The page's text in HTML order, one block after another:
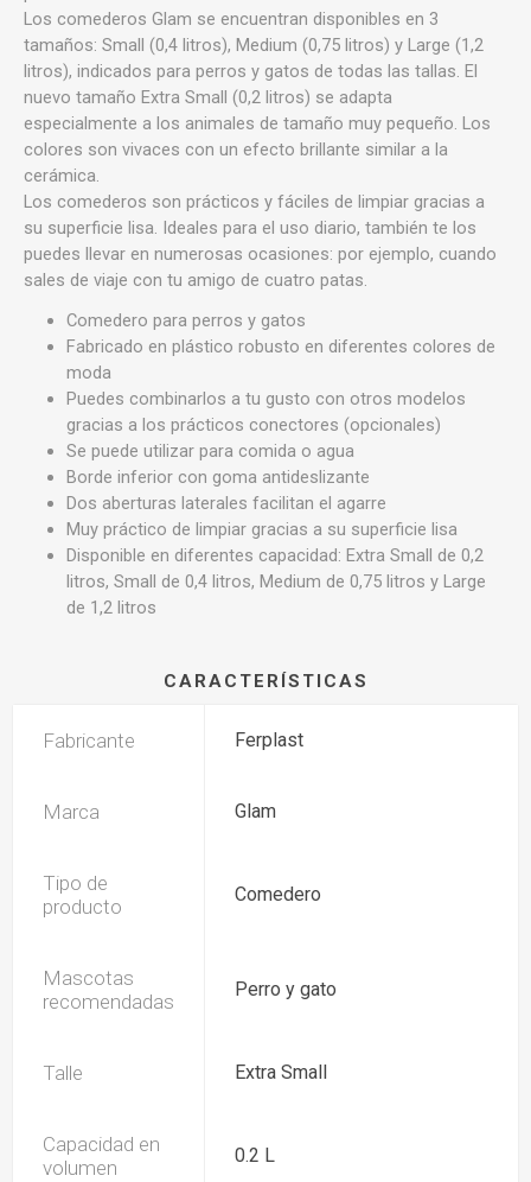
Los comederos Glam se encuentran disponibles en 3
tamaños: Small (0,4 litros), Medium (0,75 litros) y Large (1,2
litros), indicados para perros y gatos de todas las tallas. El
nuevo tamaño Extra Small (0,2 litros) se adapta
especialmente a los animales de tamaño muy pequeño. Los
colores son vivaces con un efecto brillante similar a la
cerámica.
Los comederos son prácticos y fáciles de limpiar gracias a
su superficie lisa. Ideales para el uso diario, también te los
puedes llevar en numerosas ocasiones: por ejemplo, cuando
sales de viaje con tu amigo de cuatro patas.
Comedero para perros y gatos
Fabricado en plástico robusto en diferentes colores de
moda
Puedes combinarlos a tu gusto con otros modelos
gracias a los prácticos conectores (opcionales)
Se puede utilizar para comida o agua
Borde inferior con goma antideslizante
Dos aberturas laterales facilitan el agarre
Muy práctico de limpiar gracias a su superficie lisa
Disponible en diferentes capacidad: Extra Small de 0,2
litros, Small de 0,4 litros, Medium de 0,75 litros y Large
de 1,2 litros
CARACTERÍSTICAS
Fabricante Ferplast
Marca Glam
Tipo de
producto
Comedero
Mascotas
recomendadas
Perro y gato
Talle Extra Small
Capacidad en
volumen
0.2 L